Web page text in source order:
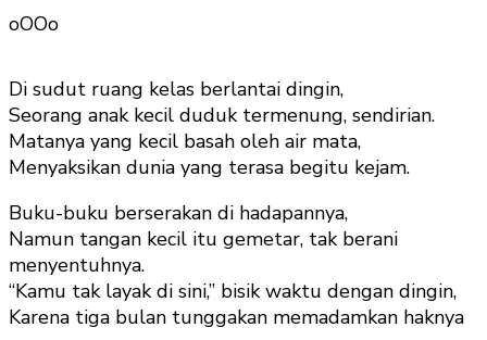
oOOo
Di sudut ruang kelas berlantai dingin,
Seorang anak kecil duduk termenung, sendirian.
Matanya yang kecil basah oleh air mata,
Menyaksikan dunia yang terasa begitu kejam.
Buku-buku berserakan di hadapannya,
Namun tangan kecil itu gemetar, tak berani
menyentuhnya.
“Kamu tak layak di sini,” bisik waktu dengan dingin,
Karena tiga bulan tunggakan memadamkan haknya